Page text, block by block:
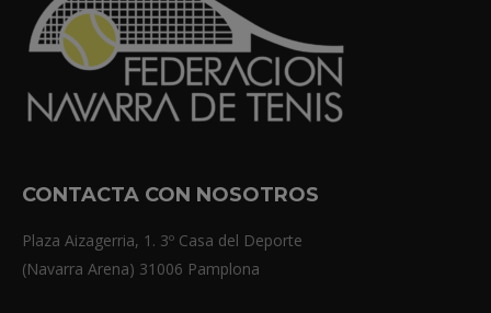
CONTACTA CON NOSOTROS
Plaza Aizagerria, 1. 3º Casa del Deporte
(Navarra Arena) 31006 Pamplona